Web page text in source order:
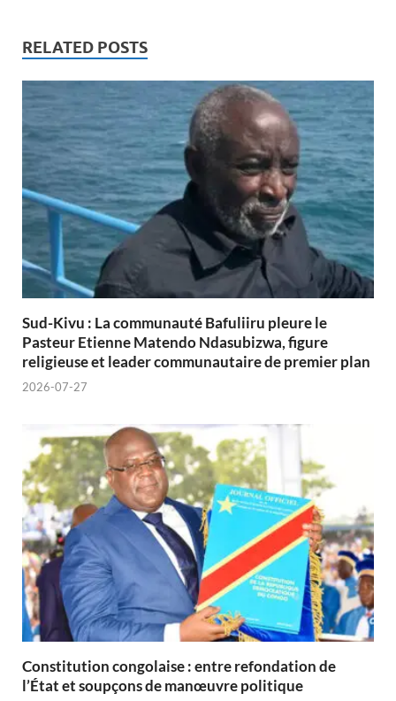
RELATED POSTS
Sud-Kivu : La communauté Bafuliiru pleure le
Pasteur Etienne Matendo Ndasubizwa, figure
religieuse et leader communautaire de premier plan
2026-07-27
Constitution congolaise : entre refondation de
l’État et soupçons de manœuvre politique